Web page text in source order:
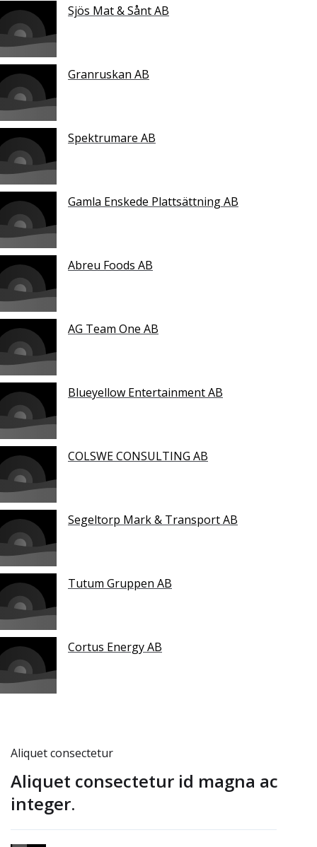
Sjös Mat & Sånt AB
Granruskan AB
Spektrumare AB
Gamla Enskede Plattsättning AB
Abreu Foods AB
AG Team One AB
Blueyellow Entertainment AB
COLSWE CONSULTING AB
Segeltorp Mark & Transport AB
Tutum Gruppen AB
Cortus Energy AB
Aliquet consectetur
Aliquet consectetur id magna ac
integer.